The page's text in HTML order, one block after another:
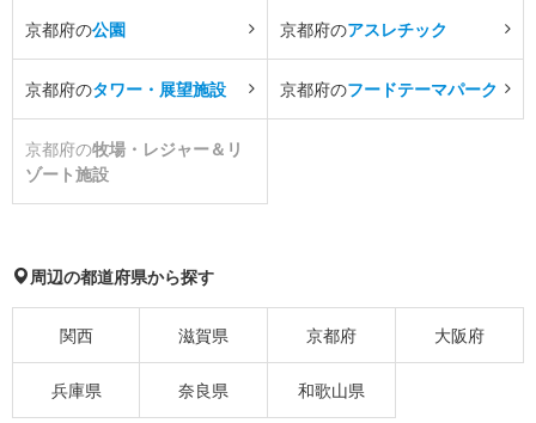
京都府の公園 京都府のアスレチック
京都府のタワー・展望施設 京都府のフードテーマパーク
京都府の牧場・レジャー＆リ
ゾート施設
周辺の都道府県から探す
関西 滋賀県 京都府 大阪府
兵庫県 奈良県 和歌山県